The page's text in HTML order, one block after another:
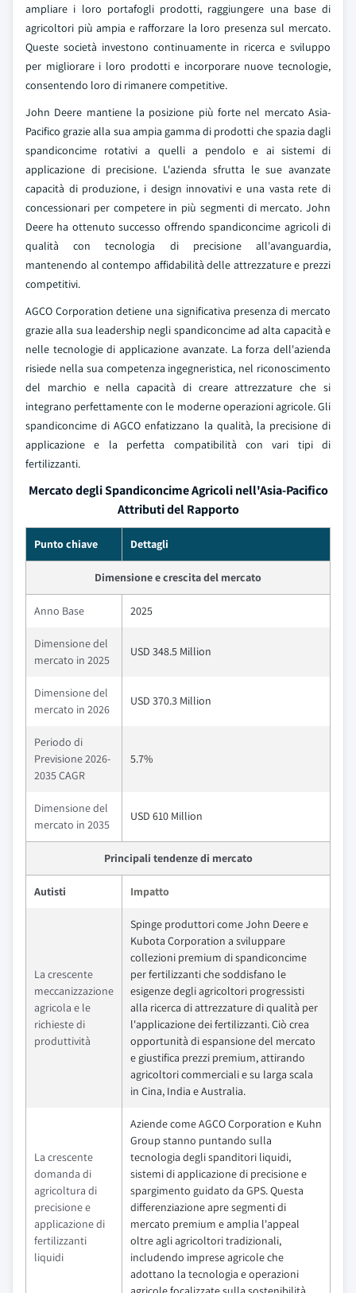
ampliare i loro portafogli prodotti, raggiungere una base di
agricoltori più ampia e rafforzare la loro presenza sul mercato.
Queste società investono continuamente in ricerca e sviluppo
per migliorare i loro prodotti e incorporare nuove tecnologie,
consentendo loro di rimanere competitive.
John Deere mantiene la posizione più forte nel mercato Asia-
Pacifico grazie alla sua ampia gamma di prodotti che spazia dagli
spandiconcime rotativi a quelli a pendolo e ai sistemi di
applicazione di precisione. L'azienda sfrutta le sue avanzate
capacità di produzione, i design innovativi e una vasta rete di
concessionari per competere in più segmenti di mercato. John
Deere ha ottenuto successo offrendo spandiconcime agricoli di
qualità con tecnologia di precisione all'avanguardia,
mantenendo al contempo affidabilità delle attrezzature e prezzi
competitivi.
AGCO Corporation detiene una significativa presenza di mercato
grazie alla sua leadership negli spandiconcime ad alta capacità e
nelle tecnologie di applicazione avanzate. La forza dell'azienda
risiede nella sua competenza ingegneristica, nel riconoscimento
del marchio e nella capacità di creare attrezzature che si
integrano perfettamente con le moderne operazioni agricole. Gli
spandiconcime di AGCO enfatizzano la qualità, la precisione di
applicazione e la perfetta compatibilità con vari tipi di
fertilizzanti.
Mercato degli Spandiconcime Agricoli nell'Asia-Pacifico
Attributi del Rapporto
Punto chiave Dettagli
Dimensione e crescita del mercato
Anno Base 2025
Dimensione del
mercato in 2025
USD 348.5 Million
Dimensione del
mercato in 2026
USD 370.3 Million
Periodo di
Previsione 2026-
2035 CAGR
5.7%
Dimensione del
mercato in 2035
USD 610 Million
Principali tendenze di mercato
Autisti Impatto
La crescente
meccanizzazione
agricola e le
richieste di
produttività
Spinge produttori come John Deere e
Kubota Corporation a sviluppare
collezioni premium di spandiconcime
per fertilizzanti che soddisfano le
esigenze degli agricoltori progressisti
alla ricerca di attrezzature di qualità per
l'applicazione dei fertilizzanti. Ciò crea
opportunità di espansione del mercato
e giustifica prezzi premium, attirando
agricoltori commerciali e su larga scala
in Cina, India e Australia.
La crescente
domanda di
agricoltura di
precisione e
applicazione di
fertilizzanti
liquidi
Aziende come AGCO Corporation e Kuhn
Group stanno puntando sulla
tecnologia degli spanditori liquidi,
sistemi di applicazione di precisione e
spargimento guidato da GPS. Questa
differenziazione apre segmenti di
mercato premium e amplia l'appeal
oltre agli agricoltori tradizionali,
includendo imprese agricole che
adottano la tecnologia e operazioni